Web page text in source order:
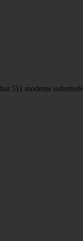
511 moderne